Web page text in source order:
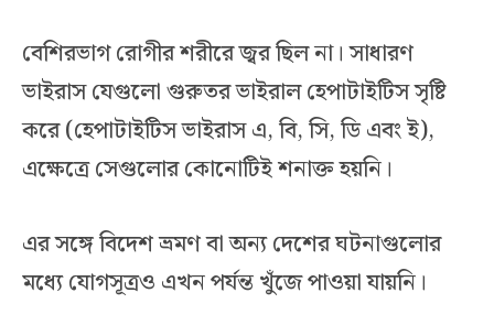
বেশিরভাগ রোগীর শরীরে জ্বর ছিল না। সাধারণ
ভাইরাস যেগুলো গুরুতর ভাইরাল হেপাটাইটিস সৃষ্টি
করে (হেপাটাইটিস ভাইরাস এ, বি, সি, ডি এবং ই),
এক্ষেত্রে সেগুলোর কোনোটিই শনাক্ত হয়নি।
এর সঙ্গে বিদেশ ভ্রমণ বা অন্য দেশের ঘটনাগুলোর
মধ্যে যোগসূত্রও এখন পর্যন্ত খুঁজে পাওয়া যায়নি।